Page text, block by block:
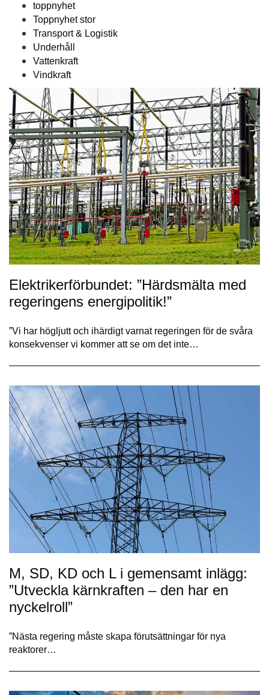
toppnyhet
Toppnyhet stor
Transport & Logistik
Underhåll
Vattenkraft
Vindkraft
Elektrikerförbundet: ”Härdsmälta med
regeringens energipolitik!”
”Vi har högljutt och ihärdigt varnat regeringen för de svåra
konsekvenser vi kommer att se om det inte…
M, SD, KD och L i gemensamt inlägg:
”Utveckla kärnkraften – den har en
nyckelroll”
”Nästa regering måste skapa förut­sättningar för nya
reaktorer…